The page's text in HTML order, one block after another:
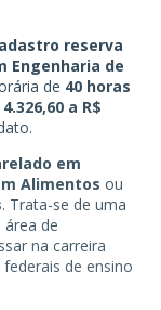
reserva
Engenharia de
de 40 horas
4.326,60 a R$
em
Alimentos ou
. Trata-se de uma
de
na carreira
de ensino